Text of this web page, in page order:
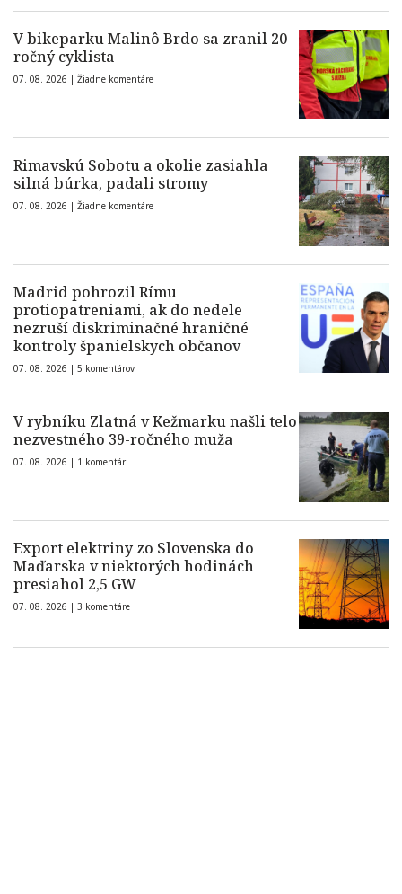
V bikeparku Malinô Brdo sa zranil 20-
ročný cyklista
07. 08. 2026 | Žiadne komentáre
Rimavskú Sobotu a okolie zasiahla
silná búrka, padali stromy
07. 08. 2026 | Žiadne komentáre
Madrid pohrozil Rímu
protiopatreniami, ak do nedele
nezruší diskriminačné hraničné
kontroly španielskych občanov
07. 08. 2026 | 5 komentárov
V rybníku Zlatná v Kežmarku našli telo
nezvestného 39-ročného muža
07. 08. 2026 | 1 komentár
Export elektriny zo Slovenska do
Maďarska v niektorých hodinách
presiahol 2,5 GW
07. 08. 2026 | 3 komentáre